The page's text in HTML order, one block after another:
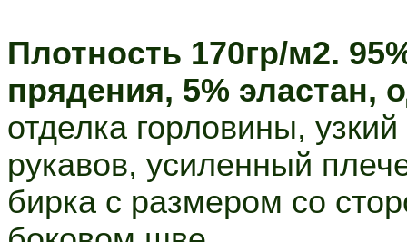
Плотность 170гр/м2. 95
прядения, 5% эластан,
отделка горловины,
рукавов, усиленный
бирка с размером со